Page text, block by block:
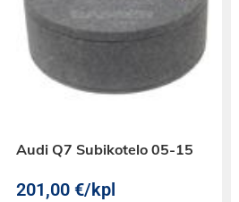
Audi Q7 Subikotelo 05-15
201,00 €/kpl